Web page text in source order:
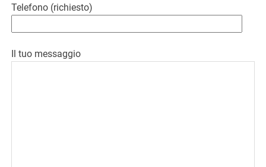
Telefono (richiesto)
Il tuo messaggio